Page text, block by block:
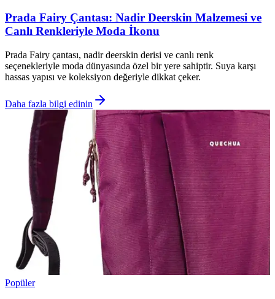
Prada Fairy Çantası: Nadir Deerskin Malzemesi ve
Canlı Renkleriyle Moda İkonu
Prada Fairy çantası, nadir deerskin derisi ve canlı renk
seçenekleriyle moda dünyasında özel bir yere sahiptir. Suya karşı
hassas yapısı ve koleksiyon değeriyle dikkat çeker.
Daha fazla bilgi edinin
Popüler